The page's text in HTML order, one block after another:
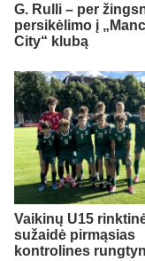
G. Rulli – per
persikėlimo į
City“ klubą
Vaikinų U15
sužaidė pirmąsias
kontrolines